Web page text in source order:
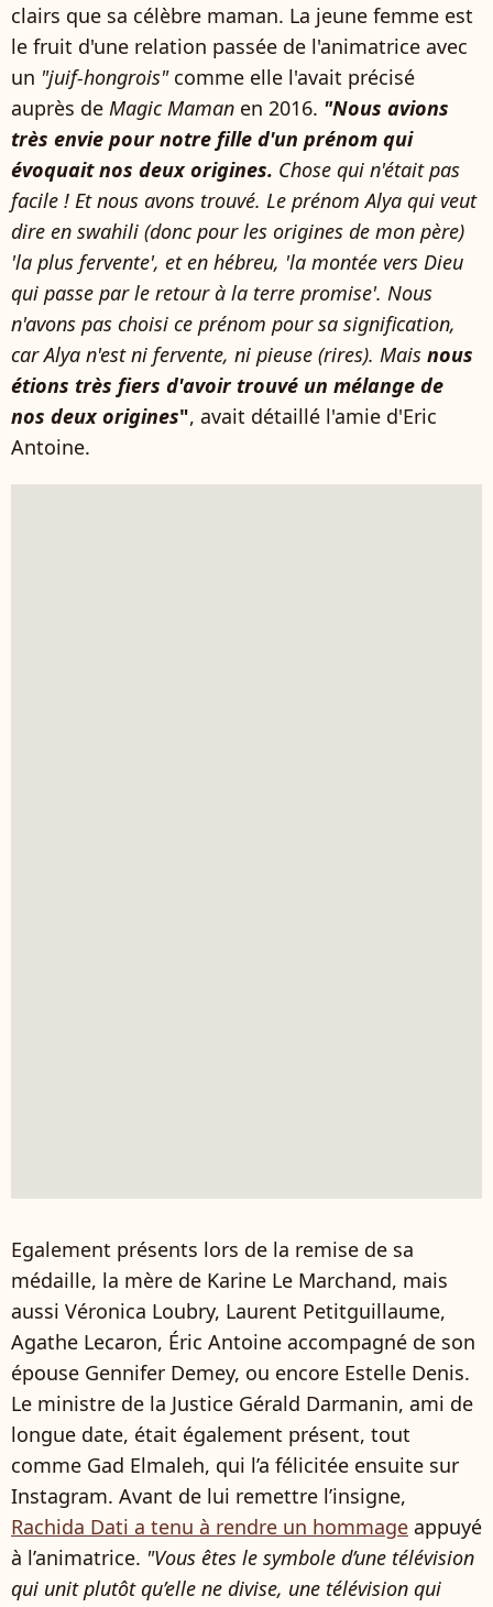
clairs que sa célèbre maman. La jeune femme est
le fruit d'une relation passée de l'animatrice avec
un "juif-hongrois"comme elle l'avait précisé
auprès de Magic Maman en 2016. "Nous avions
très envie pour notre fille d'un prénom qui
évoquait nos deux origines. Chose qui n'était pas
facile ! Et nous avons trouvé. Le prénom Alya qui veut
dire en swahili (donc pour les origines de mon père)
'la plus fervente', et en hébreu, 'la montée vers Dieu
qui passe par le retour à la terre promise'. Nous
n'avons pas choisi ce prénom pour sa signification,
car Alya n'est ni fervente, ni pieuse (rires). Mais nous
étions très fiers d'avoir trouvé un mélange de
nos deux origines", avait détaillé l'amie d'Eric
Antoine.
Egalement présents lors de la remise de sa
médaille, la mère de Karine Le Marchand, mais
aussi Véronica Loubry, Laurent Petitguillaume,
Agathe Lecaron, Éric Antoine accompagné de son
épouse Gennifer Demey, ou encore Estelle Denis.
Le ministre de la Justice Gérald Darmanin, ami de
longue date, était également présent, tout
comme Gad Elmaleh, qui l’a félicitée ensuite sur
Instagram. Avant de lui remettre l’insigne,
Rachida Dati a tenu à rendre un hommage appuyé
à l’animatrice. "Vous êtes le symbole d’une télévision
qui unit plutôt qu’elle ne divise, une télévision qui